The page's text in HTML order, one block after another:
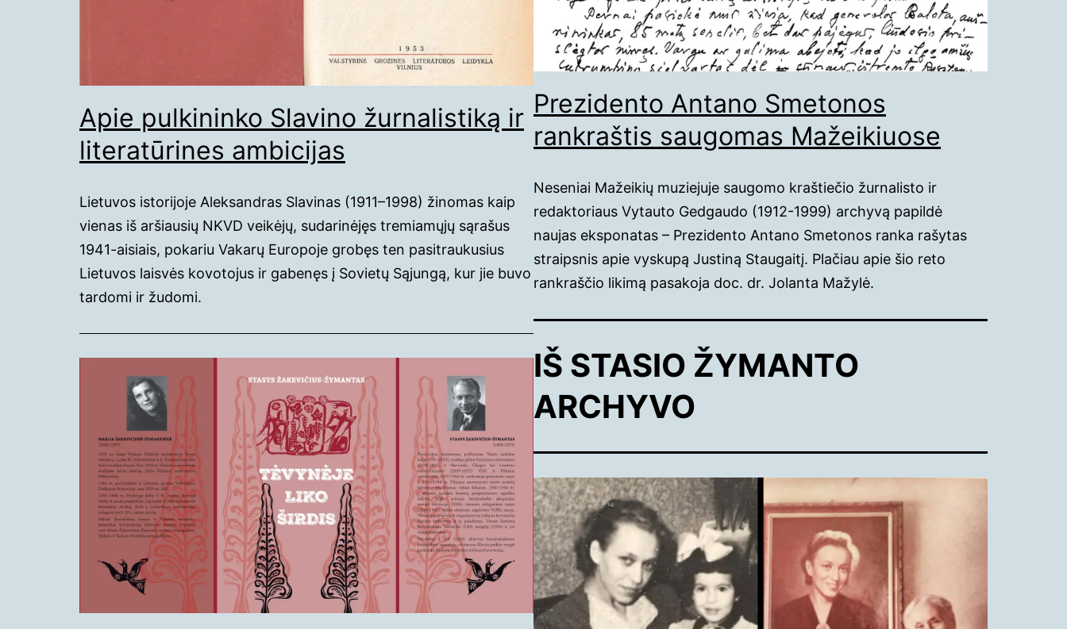
Apie pulkininko Slavino žurnalistiką ir
literatūrines ambicijas
Lietuvos istorijoje Aleksandras Slavinas (1911–1998) žinomas kaip
vienas iš aršiausių NKVD veikėjų, sudarinėjęs tremiamųjų sąrašus
1941-aisiais, pokariu Vakarų Europoje grobęs ten pasitraukusius
Lietuvos laisvės kovotojus ir gabenęs į Sovietų Sąjungą, kur jie buvo
tardomi ir žudomi.
Prezidento Antano Smetonos
rankraštis saugomas Mažeikiuose
Neseniai Mažeikių muziejuje saugomo kraštiečio žurnalisto ir
redaktoriaus Vytauto Gedgaudo (1912-1999) archyvą papildė
naujas eksponatas – Prezidento Antano Smetonos ranka rašytas
straipsnis apie vyskupą Justiną Staugaitį. Plačiau apie šio reto
rankraščio likimą pasakoja doc. dr. Jolanta Mažylė.
IŠ STASIO ŽYMANTO
ARCHYVO